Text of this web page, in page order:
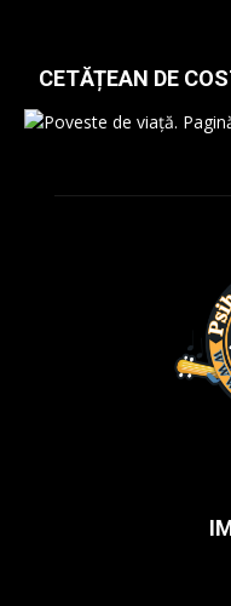
CETĂȚEAN DE